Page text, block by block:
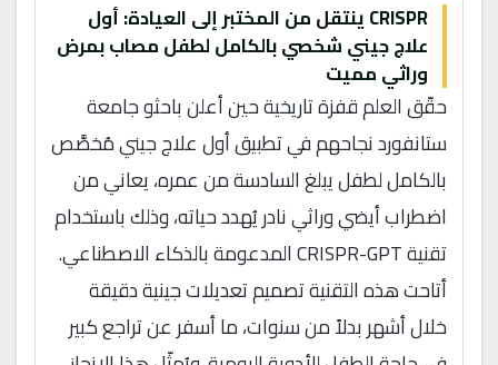
CRISPR ينتقل من المختبر إلى العيادة: أول
علاج جيني شخصي بالكامل لطفل مصاب بمرض
وراثي مميت
حقّق العلم قفزة تاريخية حين أعلن باحثو جامعة
ستانفورد نجاحهم في تطبيق أول علاج جيني مُخصَّص
بالكامل لطفل يبلغ السادسة من عمره، يعاني من
اضطراب أيضي وراثي نادر يُهدد حياته، وذلك باستخدام
تقنية CRISPR-GPT المدعومة بالذكاء الاصطناعي.
أتاحت هذه التقنية تصميم تعديلات جينية دقيقة
خلال أشهر بدلاً من سنوات، ما أسفر عن تراجع كبير